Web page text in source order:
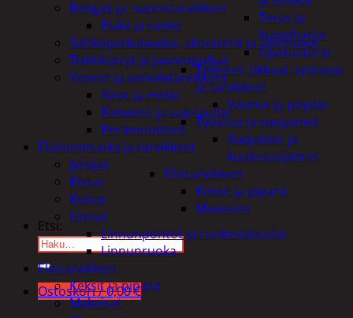
Teräs ja
kuppiharjat
Upotusterät
Telineet, tikkaat, työtasot
ja tarvikkeet
Vaunut ja pöydät
Työasut ja suojaimet
Suojalasit ja
kuulosuojaimet
Elintarvikkeet
Keksit ja piparit
Mausteet
Etsi:
Ostoskori /0,00€
Ostoskori
Rengas ja -vannetarvikkeet
Pukit ja tunkit
Sähköpotkulaudat, skootterit ja ajoneuvot
Tukkikärryt ja juontopulkat
Veneet ja veneilytarvikkeet
Airot ja melat
Kanootit ja sup-laudat
Perämoottorit
Eläintenruoka ja tarvikkeet
Jyrsijät
Kissat
Koirat
Linnut
Linnunpöntöt ja ruokintalaudat
Linnunruoka
Elintarvikkeet
Keksit ja piparit
Makeiset